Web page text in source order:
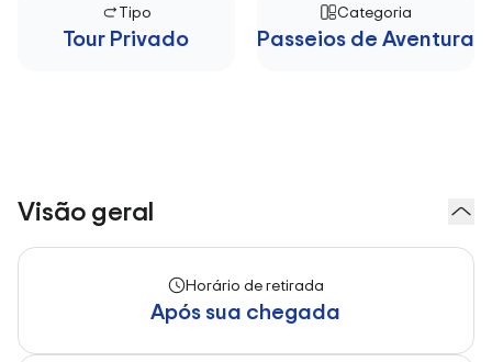
Tipo
Tour Privado
Categoria
Passeios de Aventura
Visão geral
Horário de retirada
Após sua chegada